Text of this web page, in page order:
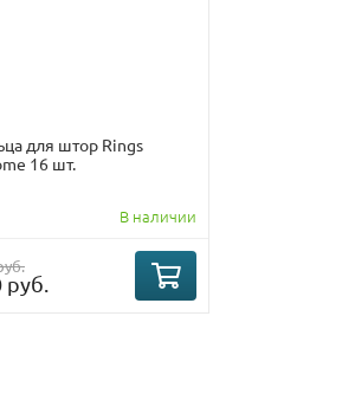
для штор Rings
16 шт.
В наличии
руб.